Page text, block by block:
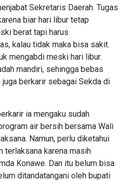
Sekretaris Daerah. Tugas
biar hari libur tetap
berat tapi harus
kalau tidak maka bisa sakit.
mengabdi meski hari libur.
mandiri, sehingga bebas
berkarir sebagai Sekda di
ia mengaku sudah
air bersih bersama Wali
Namun, perlu diketahui
terlaksana karena masih
Konawe. Dan itu belum bisa
ditandatangani oleh bupati